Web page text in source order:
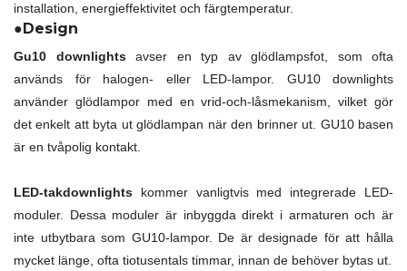
installation, energieffektivitet och färgtemperatur.
●Design
Gu10 downlightsavser en typ av glödlampsfot, som ofta
används för halogen- eller LED-lampor. GU10 downlights
använder glödlampor med en vrid-och-låsmekanism, vilket gör
det enkelt att byta ut glödlampan när den brinner ut. GU10 basen
är en tvåpolig kontakt.
LED-takdownlights kommer vanligtvis med integrerade LED-
moduler. Dessa moduler är inbyggda direkt i armaturen och är
inte utbytbara som GU10-lampor. De är designade för att hålla
mycket länge, ofta tiotusentals timmar, innan de behöver bytas ut.